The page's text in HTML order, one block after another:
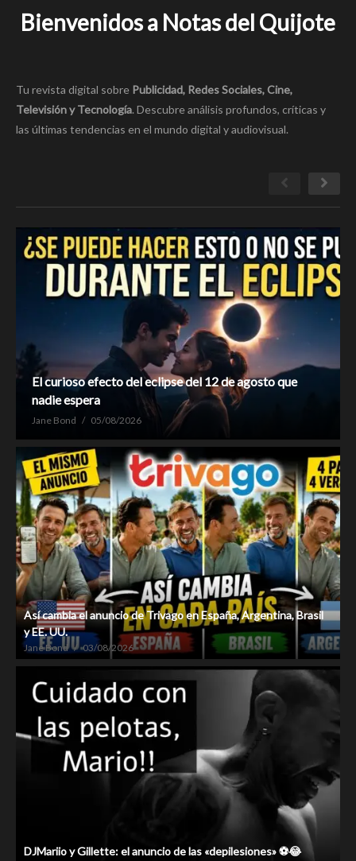
Bienvenidos a Notas del Quijote
Tu revista digital sobre Publicidad, Redes Sociales, Cine,
Televisión y Tecnología. Descubre análisis profundos, críticas y
las últimas tendencias en el mundo digital y audiovisual.
El curioso efecto del eclipse del 12 de agosto que
nadie espera
Jane Bond 05/08/2026
Así cambia el anuncio de Trivago en España, Argentina, Brasil
y EE. UU.
Jane Bond 03/08/2026
DJMariio y Gillette: el anuncio de las «depilesiones» ⚽😂